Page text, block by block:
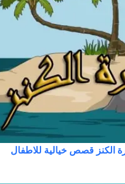
الكنز قصص خيالية للاطفال